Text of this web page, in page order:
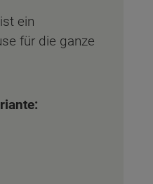
ein
für die ganze